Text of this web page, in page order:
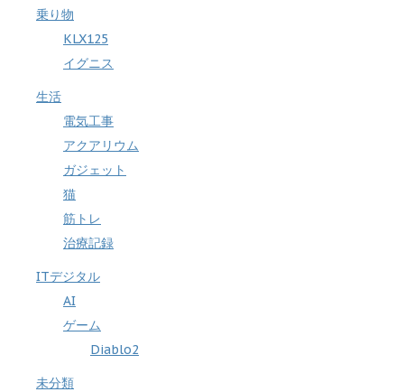
乗り物
KLX125
イグニス
生活
電気工事
アクアリウム
ガジェット
猫
筋トレ
治療記録
ITデジタル
AI
ゲーム
Diablo2
未分類